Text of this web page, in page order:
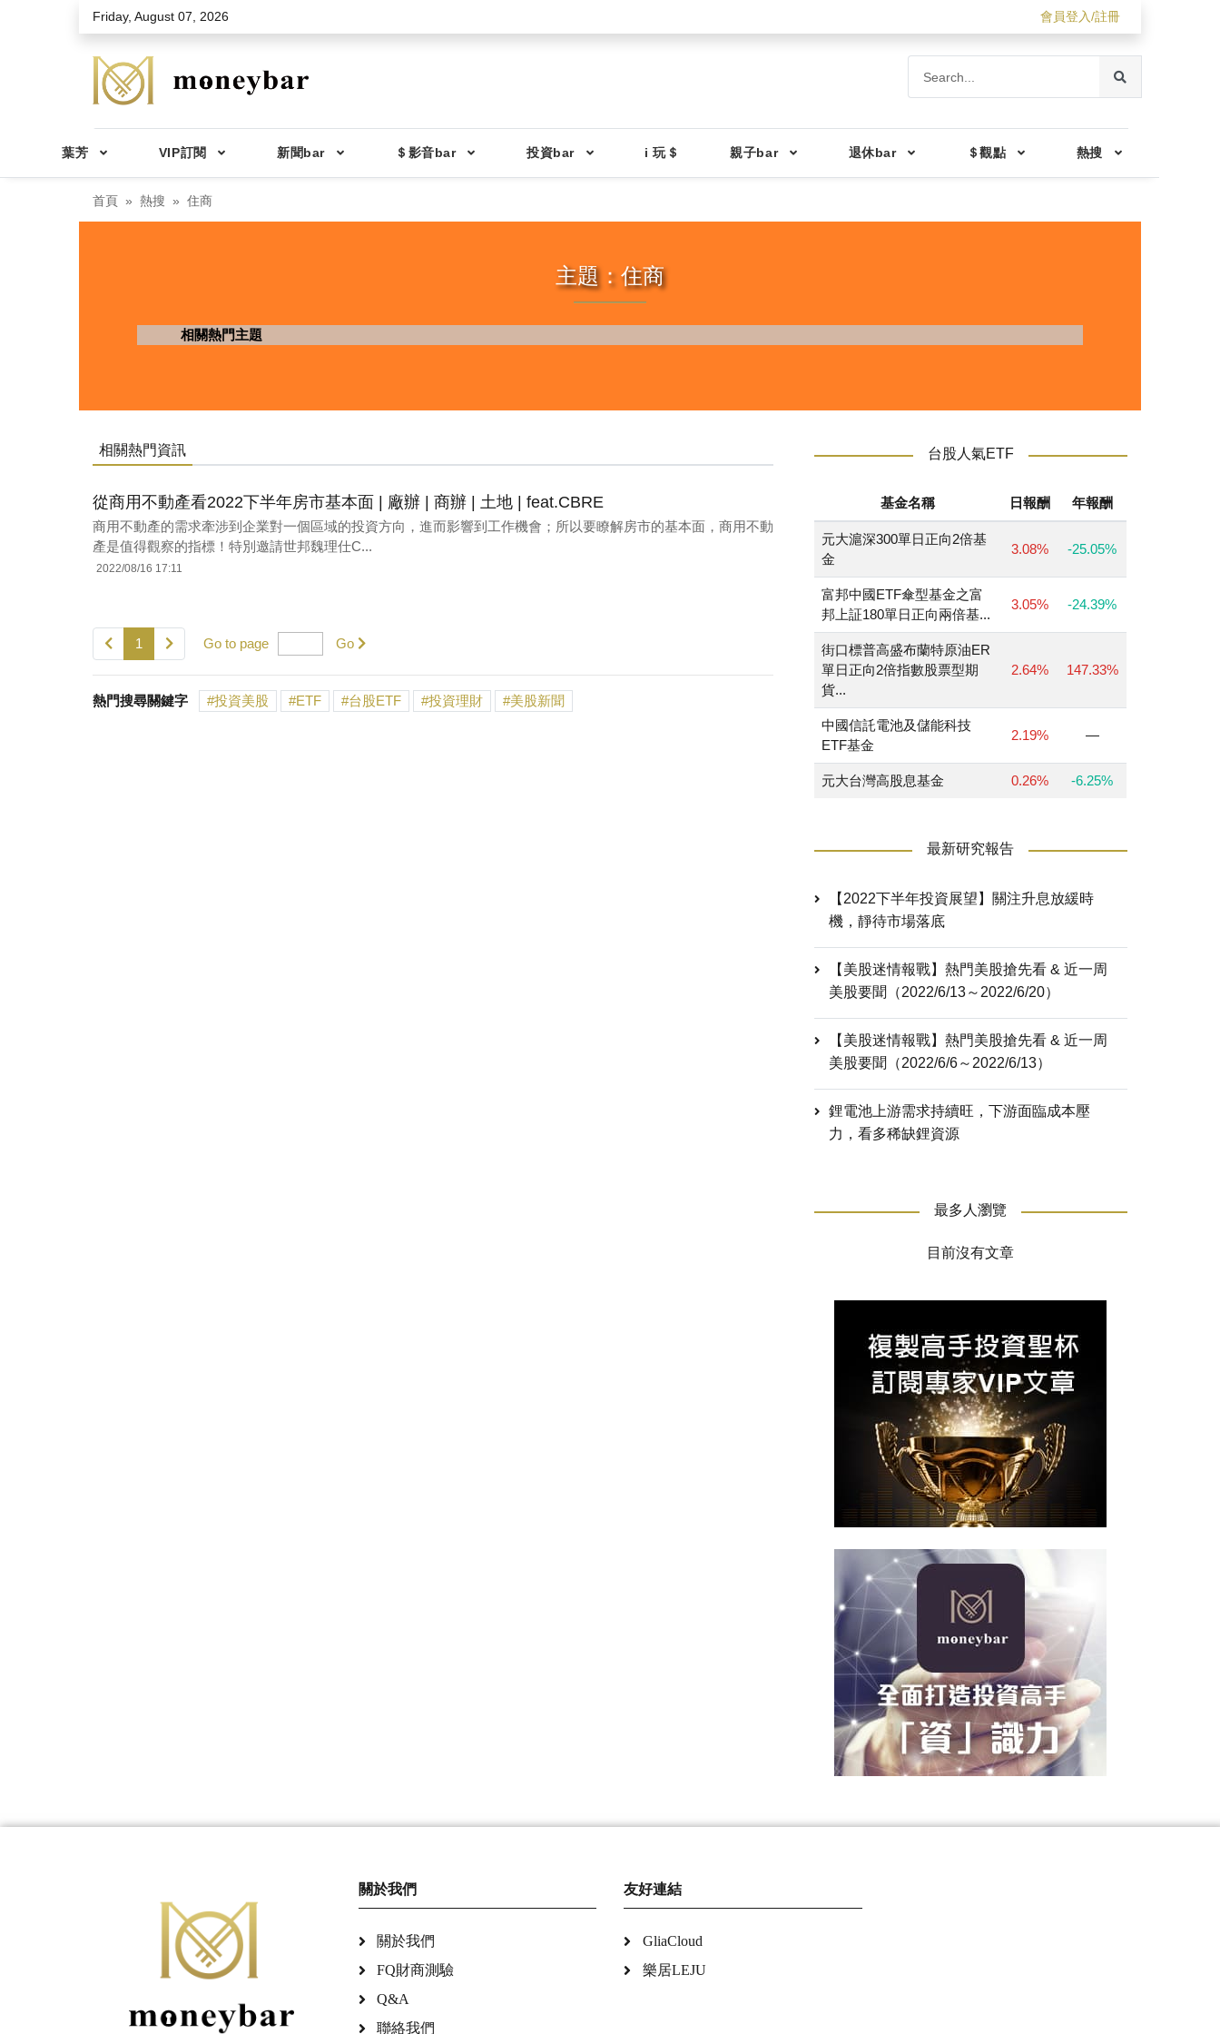
Skip to main contentFriday, August 07, 2026 會員登入/註冊
葉芳 VIP訂閱 新聞bar ＄影音bar 投資bar i 玩＄ 親子bar 退休bar ＄觀點 熱搜
首頁 熱搜 住商
主題：住商
相關熱門主題
相關熱門資訊
從商用不動產看2022下半年房市基本面 | 廠辦 | 商辦 | 土地 | feat.CBRE
商用不動產的需求牽涉到企業對一個區域的投資方向，進而影響到工作機會；所以要瞭解房市的基本面，商用不動
產是值得觀察的指標！特別邀請世邦魏理仕C...
2022/08/16 17:11
1 Go to page Go
熱門搜尋關鍵字 投資美股 ETF 台股ETF 投資理財 美股新聞
台股人氣ETF
基金名稱 日報酬 年報酬
元大滬深300單日正向2倍基
金
3.08% -25.05%
富邦中國ETF傘型基金之富
邦上証180單日正向兩倍基...
3.05% -24.39%
街口標普高盛布蘭特原油ER
單日正向2倍指數股票型期
貨...
2.64% 147.33%
中國信託電池及儲能科技
ETF基金
2.19% —
元大台灣高股息基金 0.26% -6.25%
最新研究報告
【2022下半年投資展望】關注升息放緩時
機，靜待市場落底
【美股迷情報戰】熱門美股搶先看 & 近一周
美股要聞（2022/6/13～2022/6/20）
【美股迷情報戰】熱門美股搶先看 & 近一周
美股要聞（2022/6/6～2022/6/13）
鋰電池上游需求持續旺，下游面臨成本壓
力，看多稀缺鋰資源
最多人瀏覽
目前沒有文章
關於我們
關於我們
FQ財商測驗
Q&A
聯絡我們
友好連結
GliaCloud
樂居LEJU